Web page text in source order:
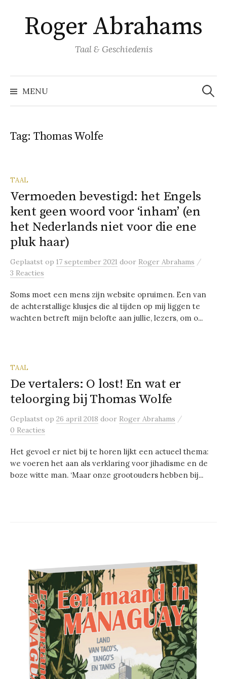
inhoud
springen
Roger Abrahams
Taal & Geschiedenis
MENU
Zoeken
naar:
Tag: Thomas Wolfe
TAAL
Vermoeden bevestigd: het Engels
kent geen woord voor ‘inham’ (en
het Nederlands niet voor die ene
pluk haar)
Geplaatst op 17 september 2021 door Roger Abrahams /
3 Reacties
Soms moet een mens zijn website opruimen. Een van
de achterstallige klusjes die al tijden op mij liggen te
wachten betreft mijn belofte aan jullie, lezers, om o...
TAAL
De vertalers: O lost! En wat er
teloorging bij Thomas Wolfe
Geplaatst op 26 april 2018 door Roger Abrahams /
0 Reacties
Het gevoel er niet bij te horen lijkt een actueel thema:
we voeren het aan als verklaring voor jihadisme en de
boze witte man. ‘Maar onze grootouders hebben bij...